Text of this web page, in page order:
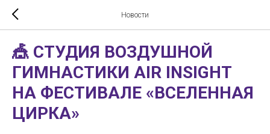
Новости
🎪 СТУДИЯ ВОЗДУШНОЙ
ГИМНАСТИКИ AIR INSIGHT
НА ФЕСТИВАЛЕ «ВСЕЛЕННАЯ
ЦИРКА»